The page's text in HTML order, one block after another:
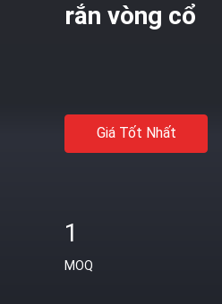
rắn vòng cổ
Giá Tốt Nhất
1
MOQ